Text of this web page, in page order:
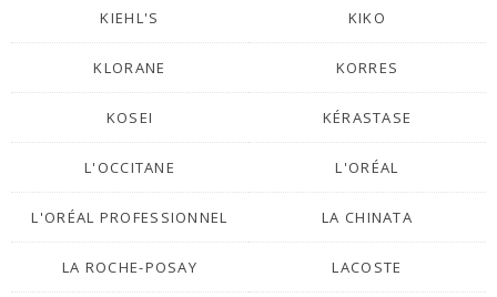
KIEHL'S KIKO
KLORANE KORRES
KOSEI KÉRASTASE
L'OCCITANE L'ORÉAL
L'ORÉAL PROFESSIONNEL LA CHINATA
LA ROCHE-POSAY LACOSTE